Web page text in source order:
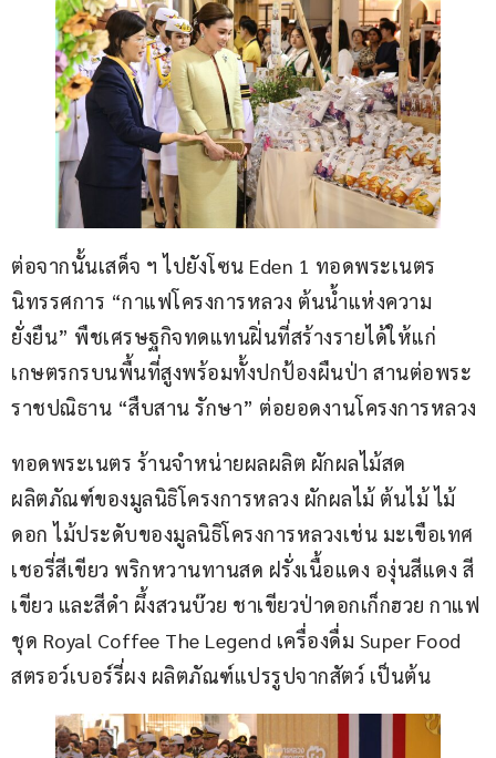
ต่อจากนั้นเสด็จ ฯ ไปยังโซน Eden 1 ทอดพระเนตร
นิทรรศการ “กาแฟโครงการหลวง ต้นน้ำแห่งความ
ยั่งยืน” พืชเศรษฐกิจทดแทนฝิ่นที่สร้างรายได้ให้แก่
เกษตรกรบนพื้นที่สูงพร้อมทั้งปกป้องผืนป่า สานต่อพระ
ราชปณิธาน “สืบสาน รักษา” ต่อยอดงานโครงการหลวง
ทอดพระเนตร ร้านจำหน่ายผลผลิต ผักผลไม้สด
ผลิตภัณฑ์ของมูลนิธิโครงการหลวง ผักผลไม้ ต้นไม้ ไม้
ดอก ไม้ประดับของมูลนิธิโครงการหลวงเช่น มะเขือเทศ
เชอรี่สีเขียว พริกหวานทานสด ฝรั่งเนื้อแดง องุ่นสีแดง สี
เขียว และสีดำ ผึ้งสวนบ๊วย ชาเขียวป่าดอกเก็กฮวย กาแฟ
ชุด Royal Coffee The Legend เครื่องดื่ม Super Food
สตรอว์เบอร์รี่ผง ผลิตภัณฑ์แปรรูปจากสัตว์ เป็นต้น